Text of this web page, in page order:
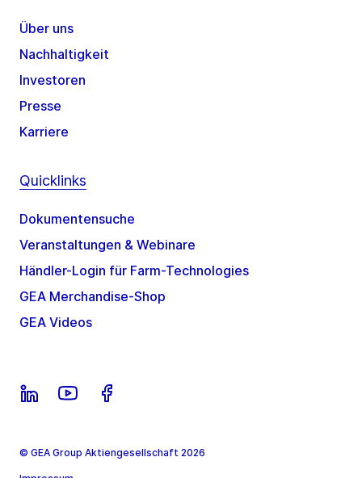
Über uns
Nachhaltigkeit
Investoren
Presse
Karriere
Quicklinks
Dokumentensuche
Veranstaltungen & Webinare
Händler-Login für Farm-Technologies
GEA Merchandise-Shop
GEA Videos
© GEA Group Aktiengesellschaft 2026